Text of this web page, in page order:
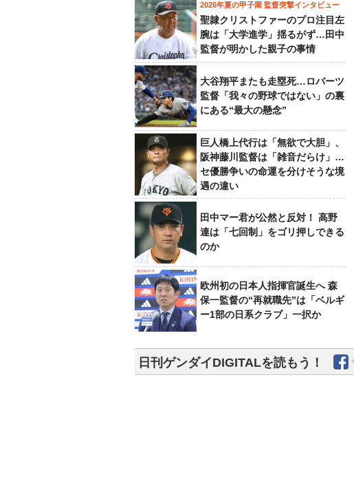
2026年夏の甲子園 監督突撃インタビュー
聖隷クリストファーのプロ注目左
腕は「大学進学」揺るがず…田中
監督が明かした親子の事情
大谷翔平またも走塁死…ロバーツ
監督「我々の野球ではない」の裏
にある“最大の懸念”
巨人橋上代行は「無欲で大胆」、
阪神藤川監督は「雑音だらけ」…
セ優勝争いの命運を分けそうな境
遇の違い
田中マー君が公然と反対！ 高野
連は「七回制」をゴリ押しできる
のか
欧州初の日本人指揮官誕生へ 森
保一監督の“再就職先”は「ベルギ
ー1部の日系クラブ」一択か
日刊ゲンダイDIGITALを読もう！